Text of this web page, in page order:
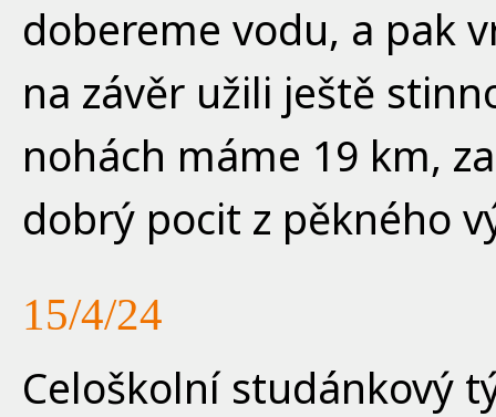
dobereme vodu, a pak
na závěr užili ještě
nohách máme 19 km,
dobrý pocit z pěkného
15/4/24
Celoškolní studánkový